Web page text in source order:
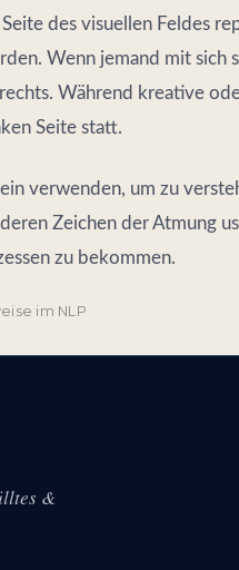
des visuellen Feldes
Wenn jemand mit sich
Während kreative
Seite statt.
verwenden, um zu
Zeichen der Atmung
zu bekommen.
im NLP
&